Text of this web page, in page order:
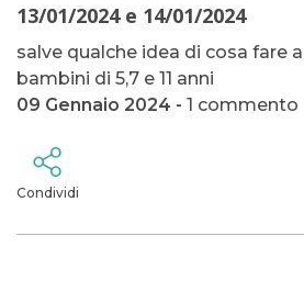
13/01/2024 e 14/01/2024
salve qualche idea di cosa fare
bambini di 5,7 e 11 anni
09 Gennaio 2024 - 1 commento
Condividi